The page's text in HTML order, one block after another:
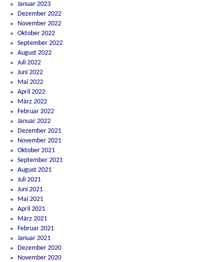
Januar 2023
Dezember 2022
November 2022
Oktober 2022
September 2022
August 2022
Juli 2022
Juni 2022
Mai 2022
April 2022
März 2022
Februar 2022
Januar 2022
Dezember 2021
November 2021
Oktober 2021
September 2021
August 2021
Juli 2021
Juni 2021
Mai 2021
April 2021
März 2021
Februar 2021
Januar 2021
Dezember 2020
November 2020